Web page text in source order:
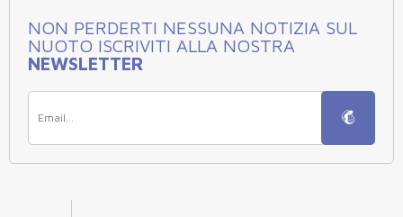
NON PERDERTI NESSUNA NOTIZIA SUL
NUOTO ISCRIVITI ALLA NOSTRA
NEWSLETTER